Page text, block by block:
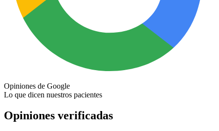
Opiniones de Google
Lo que dicen nuestros pacientes
Opiniones verificadas